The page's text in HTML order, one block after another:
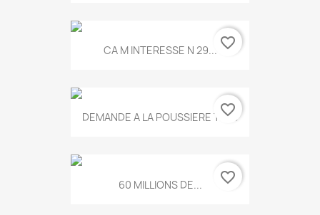
CA M INTERESSE N 29... favorite_border
DEMANDE A LA POUSSIERE T.778
favorite_border
60 MILLIONS DE... favorite_border